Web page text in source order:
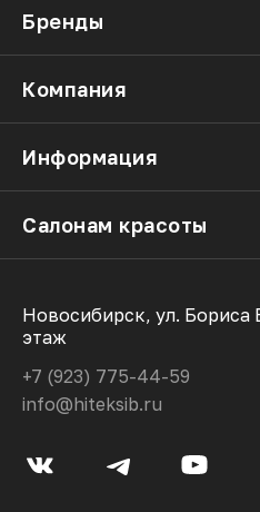
Бренды
Компания
Информация
Салонам красоты
Новосибирск, ул. Бориса
этаж
+7 (923) 775-44-59
info@hiteksib.ru